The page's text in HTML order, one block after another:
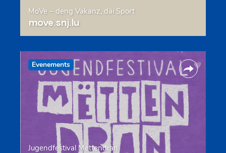
MoVe – deng Vakanz, däi Sport
move.snj.lu
Evenements
Jugendfestival Mëttendran